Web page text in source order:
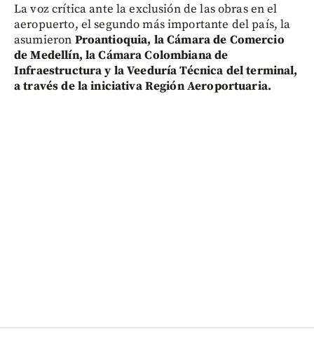
La voz crítica ante la exclusión de las obras en el
aeropuerto, el segundo más importante del país, la
asumieron Proantioquia, la Cámara de Comercio
de Medellín, la Cámara Colombiana de
Infraestructura y la Veeduría Técnica del terminal,
a través de la iniciativa Región Aeroportuaria.